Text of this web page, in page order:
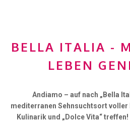
BELLA ITALIA -
LEBEN
Andiamo – auf nach „Bella
mediterranen Sehnsuchtsort voller
Kulinarik und „Dolce Vita“ treffen!